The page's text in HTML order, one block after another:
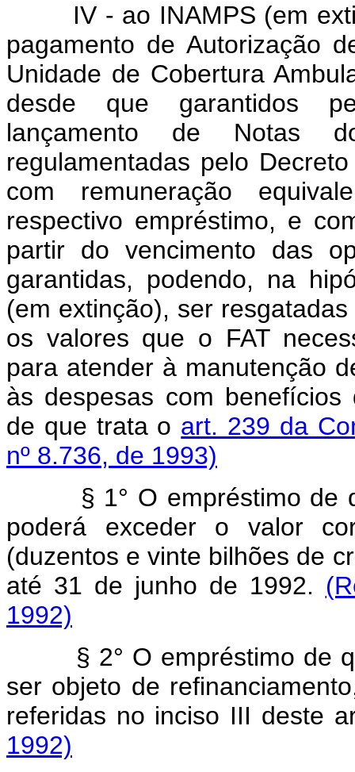
IV - ao INAMPS (em
pagamento de Autorização
Unidade de Cobertura
desde que garantidos
lançamento de Notas
regulamentadas pelo
com remuneração
respectivo empréstimo, e
partir do vencimento das
garantidas, podendo, na
(em extinção), ser
os valores que o FAT
para atender à manutenção
às despesas com
de que trata o art. 239 da
nº 8.736, de 1993)
§ 1° O empréstimo de
poderá exceder o valor
(duzentos e vinte bilhões de
até 31 de junho de 1992.
1992)
§ 2° O empréstimo de
ser objeto de
referidas no inciso III deste
1992)